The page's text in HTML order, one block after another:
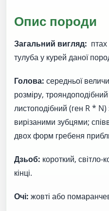
Опис породи
Загальний вигляд:
тулуба у курей даної
Голова: середньої
розміру,
листоподібний (ген R *
вирізаними зубцями;
двох форм гребеня
Дзьоб: короткий,
кінці.
Очі: жовті або